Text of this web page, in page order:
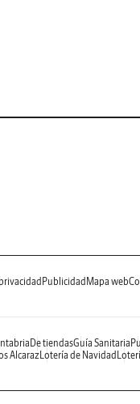
Publicidad Mapa web
De tiendasGuía Sanitaria
AlcarazLotería de Navidad